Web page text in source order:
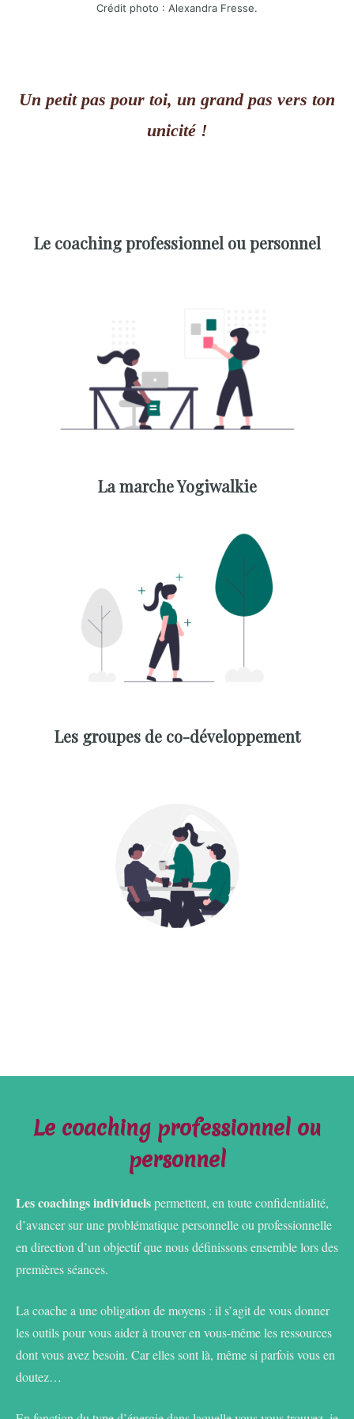
Crédit photo : Alexandra Fresse.
Un petit pas pour toi, un grand pas vers ton
unicité !
Le coaching professionnel ou personnel
La marche Yogiwalkie
Les groupes de co-développement
Le coaching professionnel ou
personnel
Les coachings individuelspermettent, en toute confidentialité,
d’avancer sur une problématique personnelle ou professionnelle
en direction d’un objectif que nous définissons ensemble lors des
premières séances.
La coache a une obligation de moyens : il s’agit de vous donner
les outils pour vous aider à trouver en vous-même les ressources
dont vous avez besoin. Car elles sont là, même si parfois vous en
doutez…